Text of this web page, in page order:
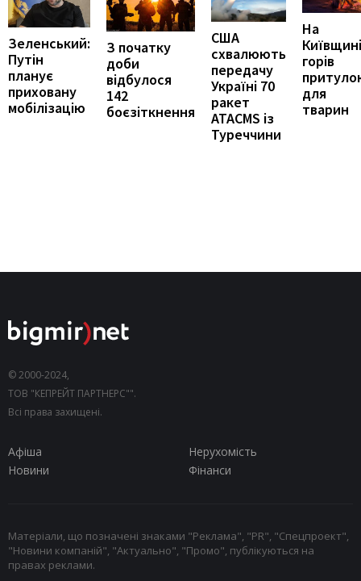
Зеленський:
Путін
планує
приховану
мобілізацію
З початку
доби
відбулося
142
боєзіткнення
США
схвалюють
передачу
Україні 70
ракет
ATACMS із
Туреччини
На
Київщині
горів
для
тварин
© 2000-2024,
ТОВ "КЕПРЕЙТ ПАРТНЕРС"".
Всі права захищені.
Афіша
Нерухомість
Новини
Фінанси
Матеріали, що позначені знаками "Реклама", "PR", "Спецпроект",
"Новини компаній", "Актуально", "Промо", публікуються на
правах реклами.